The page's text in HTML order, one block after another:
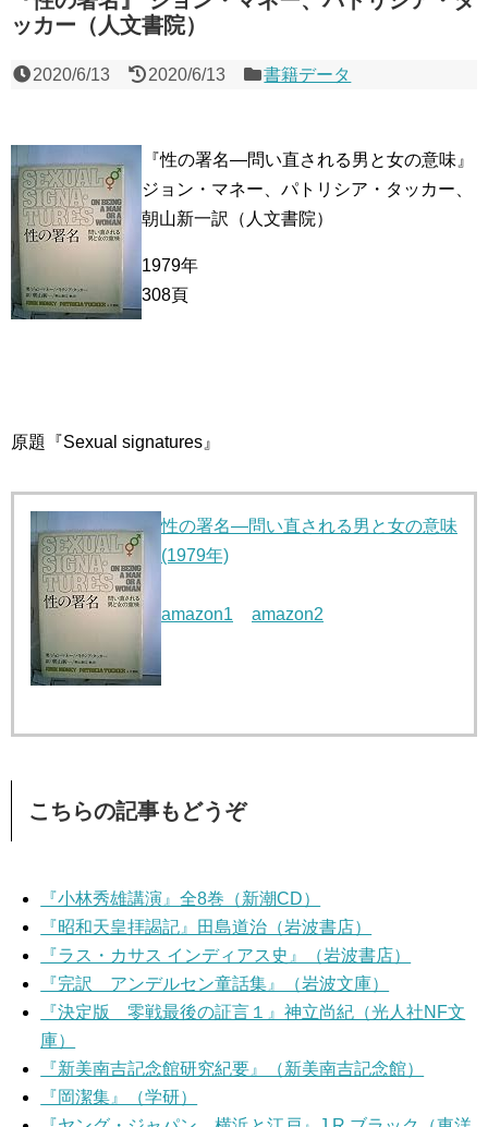
ッカー（人文書院）
2020/6/13 2020/6/13 書籍データ
『性の署名―問い直される男と女の意味』
ジョン・マネー、パトリシア・タッカー、
朝山新一訳（人文書院）
1979年
308頁
原題『Sexual signatures』
性の署名―問い直される男と女の意味
(1979年)
amazon1 amazon2
こちらの記事もどうぞ
『小林秀雄講演』全8巻（新潮CD）
『昭和天皇拝謁記』田島道治（岩波書店）
『ラス・カサス インディアス史』（岩波書店）
『完訳 アンデルセン童話集』（岩波文庫）
『決定版 零戦最後の証言１』神立尚紀（光人社NF文
庫）
『新美南吉記念館研究紀要』（新美南吉記念館）
『岡潔集』（学研）